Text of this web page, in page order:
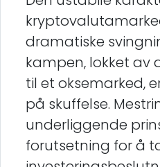
dramatiske
kampen, lokket av
til et oksemarked,
på skuffelse.
underliggende
forutsetning for å